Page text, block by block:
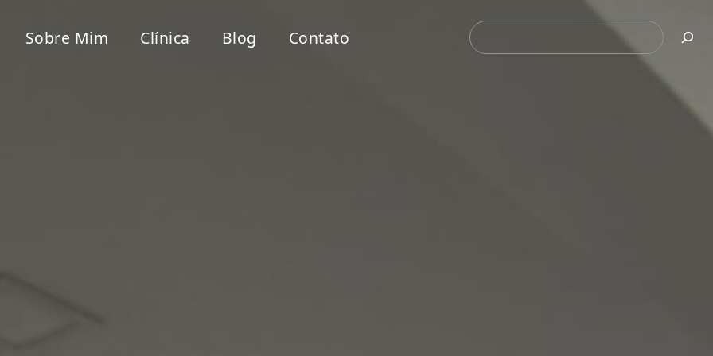
Sobre Mim Clínica Blog Contato Pesquisar